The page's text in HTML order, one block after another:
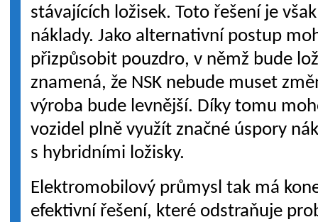
stávajících ložisek. Toto řešení je
náklady. Jako alternativní postup
přizpůsobit pouzdro, v němž bude
znamená, že NSK nebude muset
výroba bude levnější. Díky tomu
vozidel plně využít značné úspory
s hybridními ložisky.
Elektromobilový průmysl tak má
efektivní řešení, které odstraňuje